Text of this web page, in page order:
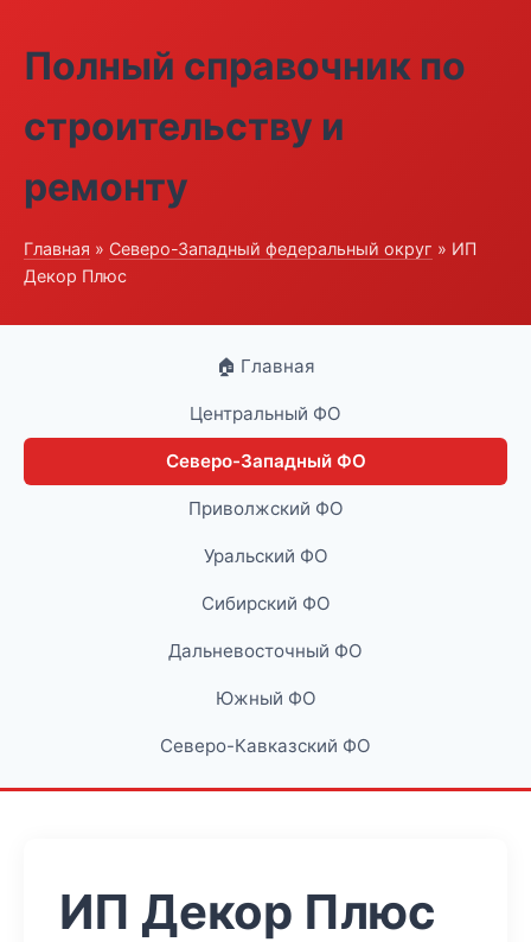
Полный справочник по
строительству и
ремонту
Главная » Северо-Западный федеральный округ » ИП
Декор Плюс
🏠 Главная
Центральный ФО
Северо-Западный ФО
Приволжский ФО
Уральский ФО
Сибирский ФО
Дальневосточный ФО
Южный ФО
Северо-Кавказский ФО
ИП Декор Плюс